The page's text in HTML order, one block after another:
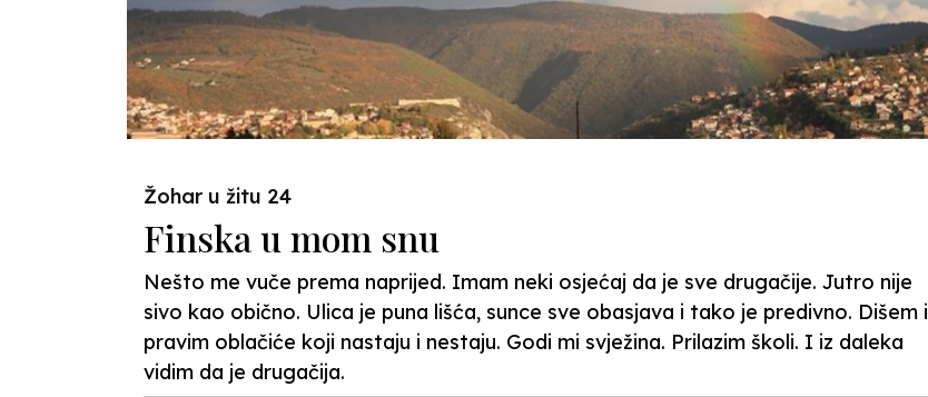
Žohar u žitu 24
Finska u mom snu
Nešto me vuče prema naprijed. Imam neki osjećaj da je sve drugačije. Jutro nije
sivo kao obično. Ulica je puna lišća, sunce sve obasjava i tako je predivno. Dišem i
pravim oblačiće koji nastaju i nestaju. Godi mi svježina. Prilazim školi. I iz daleka
vidim da je drugačija.